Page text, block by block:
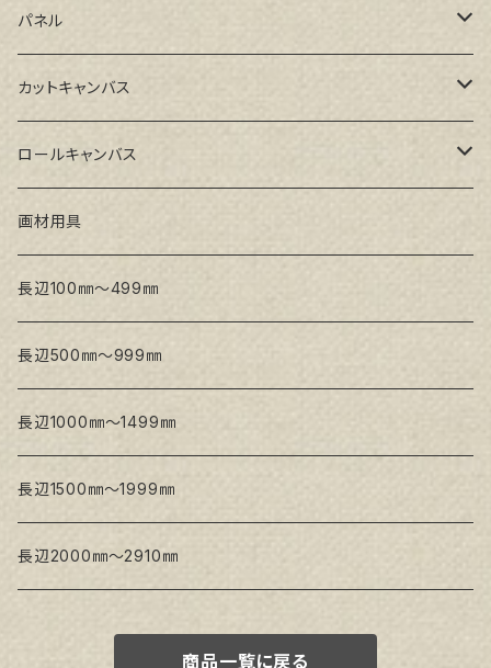
GAERA BA(中荒目)
GAERA GLC(中目)
トークロ イエロー(中目)
トークロ 赤SP(中目)
Snow White SPC(中目)
ルーブル米杉木枠
Paulo木枠
パネル
ラワンパネル
シナパネル
カットキャンバス
GAERA F(中細目)
GAERA BA(中荒目)
Snow White SPC(中目)
Snow White SLA(中目)
ロールキャンバス
GAERA F(中細目) / BA(中荒目)
Snow White SLA(中目)
Snow White SLH(中太目)
Snow White SPC(中目)
トークロ イエロー
生キャンバス
画材用具
長辺100㎜～499㎜
長辺500㎜～999㎜
長辺1000㎜～1499㎜
長辺1500㎜～1999㎜
長辺2000㎜～2910㎜
商品一覧に戻る